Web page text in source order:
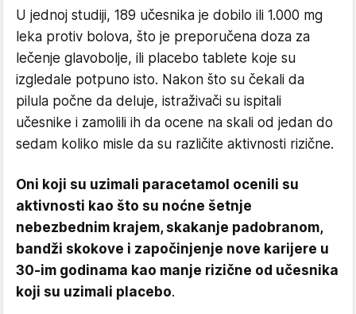
U jednoj studiji, 189 učesnika je dobilo ili 1.000 mg
leka protiv bolova, što je preporučena doza za
lečenje glavobolje, ili placebo tablete koje su
izgledale potpuno isto. Nakon što su čekali da
pilula počne da deluje, istraživači su ispitali
učesnike i zamolili ih da ocene na skali od jedan do
sedam koliko misle da su različite aktivnosti rizične.
Oni koji su uzimali paracetamol ocenili su
aktivnosti kao što su noćne šetnje
nebezbednim krajem, skakanje padobranom,
bandži skokove i započinjenje nove karijere u
30-im godinama kao manje rizične od učesnika
koji su uzimali placebo.